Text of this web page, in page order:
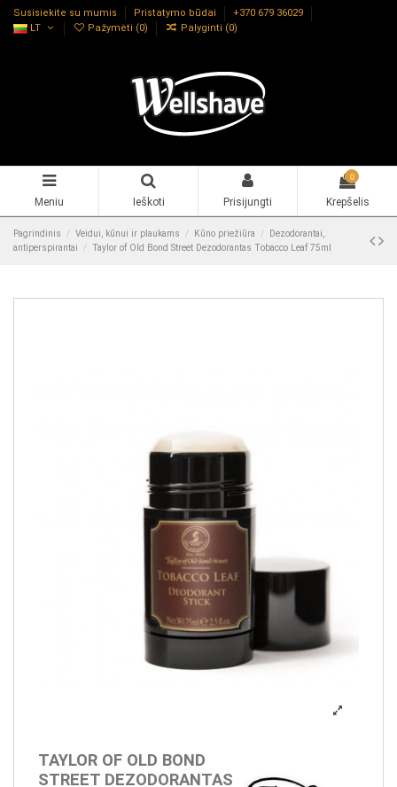
Susisiekite su mumis Pristatymo būdai
+370 679 36029
LT
Pažymėti (0) Palyginti (0)
Meniu Ieškoti Prisijungti
0
Krepšelis
Pagrindinis Veidui, kūnui ir plaukams Kūno priežiūra
Dezodorantai,
antiperspirantai
Taylor of Old Bond Street Dezodorantas Tobacco Leaf 75ml
TAYLOR OF OLD BOND
STREET DEZODORANTAS